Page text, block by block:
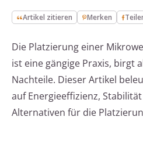
Artikel zitieren Merken
Die Platzierung einer
ist eine gängige Praxis, birgt
Nachteile. Dieser Artikel
auf Energieeffizienz,
Alternativen für die